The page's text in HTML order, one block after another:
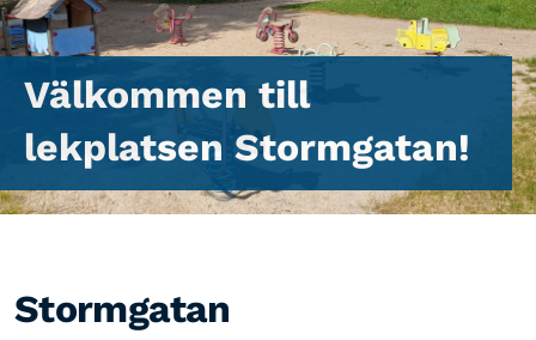
Välkommen till
lekplatsen Stormgatan!
Stormgatan